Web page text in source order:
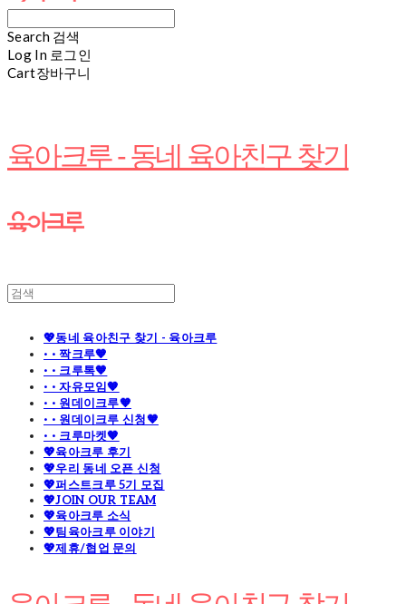
Search 검색
Log In 로그인
Cart장바구니
육아크루 - 동네 육아친구 찾기
💖동네 육아친구 찾기 - 육아크루
· · 짝크루🧡
· · 크루톡🧡
· · 자유모임🧡
· · 원데이크루🧡
· · 원데이크루 신청🧡
· · 크루마켓🧡
💖육아크루 후기
💖우리 동네 오픈 신청
💖퍼스트크루 5기 모집
💖JOIN OUR TEAM
💖육아크루 소식
💖팀육아크루 이야기
💖제휴/협업 문의